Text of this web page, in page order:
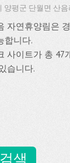
양평군 단월면 산음
자연휴양림은
합니다.
사이트가 총 47
습니다.
색